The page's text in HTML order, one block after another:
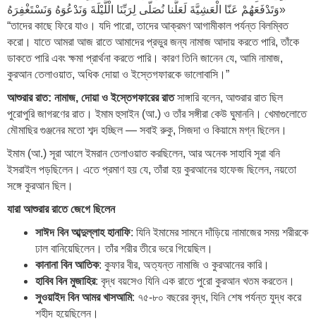
وَتَدْفَعَهُمْ عَنّا الْعَشِيَّةَ لَعَلَّنا نُصَلّى لِرَبِّنَا الْلَّيْلَةَ وَنَدْعُوَهُ وَنَسْتَغْفِرَهُ»
“তাদের কাছে ফিরে যাও। যদি পারো, তাদের আক্রমণ আগামীকাল পর্যন্ত বিলম্বিত
করো। যাতে আমরা আজ রাতে আমাদের প্রভুর জন্য নামাজ আদায় করতে পারি, তাঁকে
ডাকতে পারি এবং ক্ষমা প্রার্থনা করতে পারি। কারণ তিনি জানেন যে, আমি নামাজ,
কুরআন তেলাওয়াত, অধিক দোয়া ও ইস্তেগফারকে ভালোবাসি।”
আশুরার রাত: নামাজ, দোয়া ও ইস্তেগফারের রাতসাঙ্গারি বলেন, আশুরার রাত ছিল
পুরোপুরি জাগরণের রাত। ইমাম হুসাইন (আ.) ও তাঁর সঙ্গীরা কেউ ঘুমাননি। খেমাগুলোতে
মৌমাছির গুঞ্জনের মতো শব্দ হচ্ছিল — সবাই রুকু, সিজদা ও কিয়ামে মগ্ন ছিলেন।
ইমাম (আ.) সূরা আলে ইমরান তেলাওয়াত করছিলেন, আর অনেক সাহাবি সূরা বনি
ইসরাইল পড়ছিলেন। এতে প্রমাণ হয় যে, তাঁরা হয় কুরআনের হাফেজ ছিলেন, নয়তো
সঙ্গে কুরআন ছিল।
যারা আশুরার রাতে জেগে ছিলেন
সাঈদ বিন আব্দুল্লাহ হানাফি: যিনি ইমামের সামনে দাঁড়িয়ে নামাজের সময় শরীরকে
ঢাল বানিয়েছিলেন। তাঁর শরীর তীরে ভরে গিয়েছিল।
কানানা বিন আতিক: কুফার বীর, অত্যন্ত নামাজি ও কুরআনের কারি।
হাবিব বিন মুজাহির: বৃদ্ধ বয়সেও যিনি এক রাতে পুরো কুরআন খতম করতেন।
সুওয়াইদ বিন আমর খাসআমি: ৭৫-৮০ বছরের বৃদ্ধ, যিনি শেষ পর্যন্ত যুদ্ধ করে
শহীদ হয়েছিলেন।